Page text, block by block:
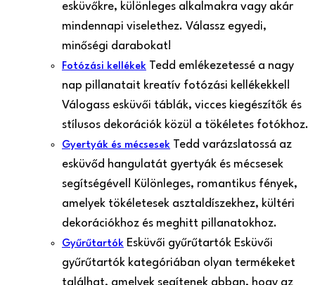
esküvőkre, különleges alkalmakra vagy akár
mindennapi viselethez. Válassz egyedi,
minőségi darabokat!
Fotózási kellékek Tedd emlékezetessé a nagy
nap pillanatait kreatív fotózási kellékekkel!
Válogass esküvői táblák, vicces kiegészítők és
stílusos dekorációk közül a tökéletes fotókhoz.
Gyertyák és mécsesek Tedd varázslatossá az
esküvőd hangulatát gyertyák és mécsesek
segítségével! Különleges, romantikus fények,
amelyek tökéletesek asztaldíszekhez, kültéri
dekorációkhoz és meghitt pillanatokhoz.
Gyűrűtartók Esküvői gyűrűtartók Esküvői
gyűrűtartók kategóriában olyan termékeket
találhat, amelyek segítenek abban, hogy az